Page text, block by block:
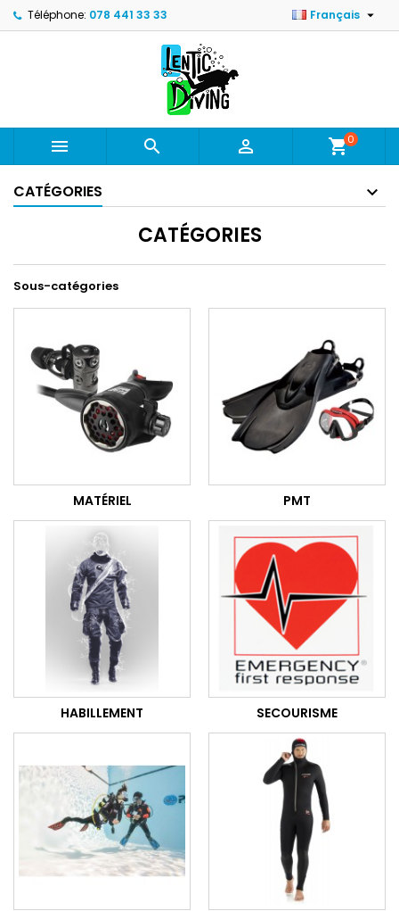
Téléphone: 078 441 33 33 Français 
   shopping_cart0
CATÉGORIES
CATÉGORIES
Sous-catégories
MATÉRIEL PMT
HABILLEMENT SECOURISME